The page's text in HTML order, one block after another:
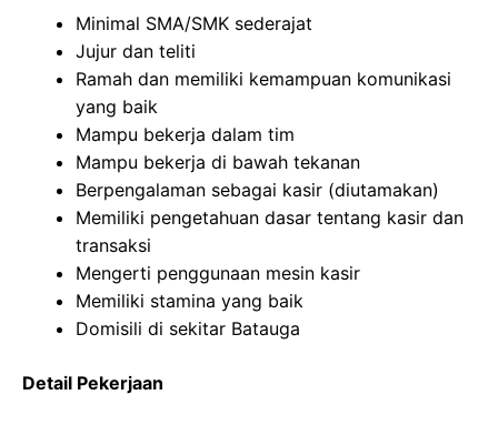
Minimal SMA/SMK sederajat
Jujur dan teliti
Ramah dan memiliki kemampuan komunikasi
yang baik
Mampu bekerja dalam tim
Mampu bekerja di bawah tekanan
Berpengalaman sebagai kasir (diutamakan)
Memiliki pengetahuan dasar tentang kasir dan
transaksi
Mengerti penggunaan mesin kasir
Memiliki stamina yang baik
Domisili di sekitar Batauga
Detail Pekerjaan